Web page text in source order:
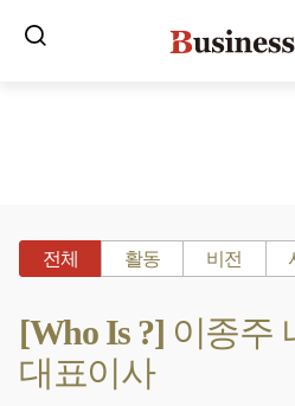
전체 활동 비전
[Who Is ?] 이종주
대표이사